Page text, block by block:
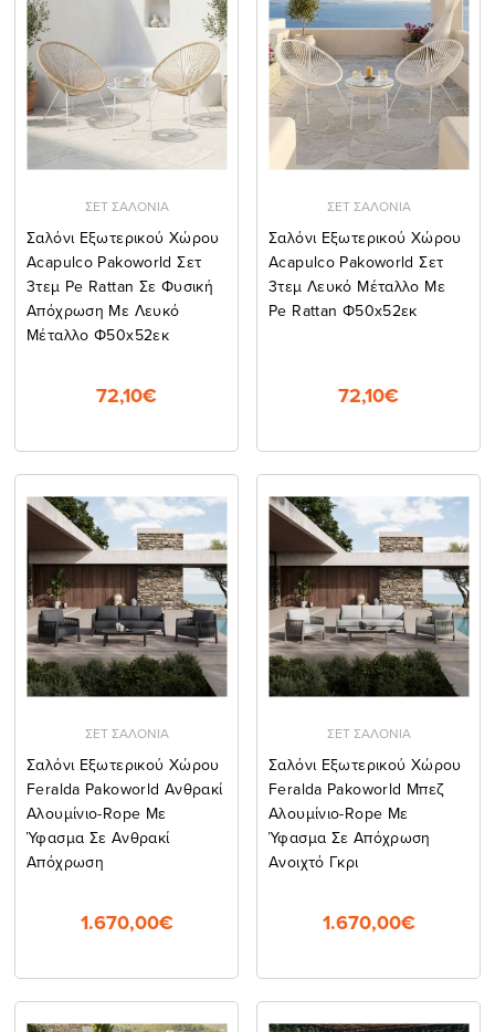
ΣΕΤ ΣΑΛΟΝΙΑ
Σαλόνι Εξωτερικού Χώρου
Acapulco Pakoworld Σετ
3τεμ Pe Rattan Σε Φυσική
Απόχρωση Με Λευκό
Μέταλλο Φ50x52εκ
72,10€
ΣΕΤ ΣΑΛΟΝΙΑ
Σαλόνι Εξωτερικού Χώρου
Acapulco Pakoworld Σετ
3τεμ Λευκό Μέταλλο Με
Pe Rattan Φ50x52εκ
72,10€
ΣΕΤ ΣΑΛΟΝΙΑ
Σαλόνι Εξωτερικού Χώρου
Feralda Pakoworld Ανθρακί
Αλουμίνιο-Rope Με
Ύφασμα Σε Ανθρακί
Απόχρωση
1.670,00€
ΣΕΤ ΣΑΛΟΝΙΑ
Σαλόνι Εξωτερικού Χώρου
Feralda Pakoworld Μπεζ
Αλουμίνιο-Rope Με
Ύφασμα Σε Απόχρωση
Ανοιχτό Γκρι
1.670,00€